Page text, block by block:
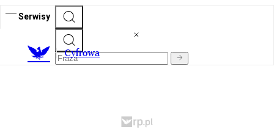
Serwisy
Cyfrowa